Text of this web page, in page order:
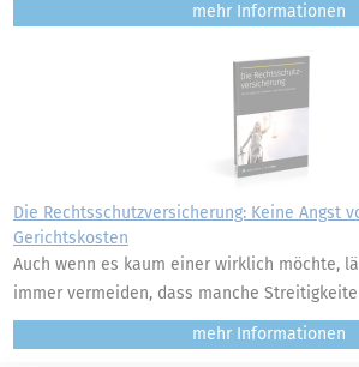
mehr
Die Rechtsschutzversicherung: Keine Angst
Gerichtskosten
Auch wenn es kaum einer wirklich möchte,
immer vermeiden, dass manche
mehr